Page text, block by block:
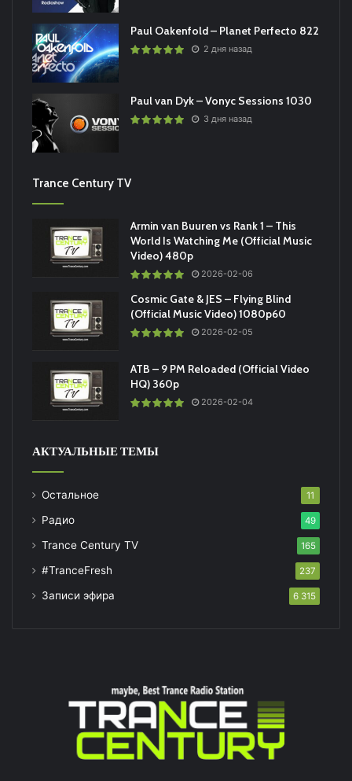
Paul Oakenfold – Planet Perfecto 822
2 дня назад
Paul van Dyk – Vonyc Sessions 1030
3 дня назад
Trance Century TV
Armin van Buuren vs Rank 1 – This
World Is Watching Me (Official Music
Video) 480p
2026-02-06
Cosmic Gate & JES – Flying Blind
(Official Music Video) 1080p60
2026-02-05
ATB – 9 PM Reloaded (Official Video
HQ) 360p
2026-02-04
АКТУАЛЬНЫЕ ТЕМЫ
Остальное 11
Радио 49
Trance Century TV 165
#TranceFresh 237
Записи эфира 6 315